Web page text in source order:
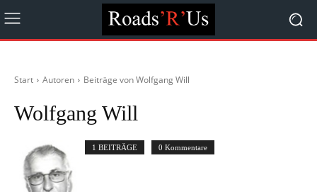
Start Autoren Beiträge von Wolfgang Will
Wolfgang Will
1 BEITRÄGE 0 Kommentare